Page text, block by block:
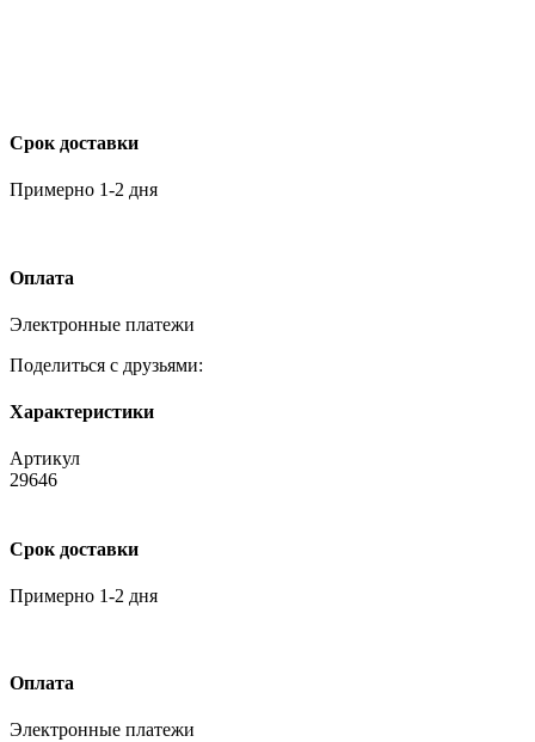
Срок доставки
Примерно 1-2 дня
Оплата
Электронные платежи
Поделиться с друзьями:
Характеристики
Артикул
29646
Срок доставки
Примерно 1-2 дня
Оплата
Электронные платежи